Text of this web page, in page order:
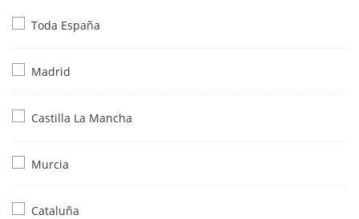
Toda España
Madrid
Castilla La Mancha
Murcia
Cataluña